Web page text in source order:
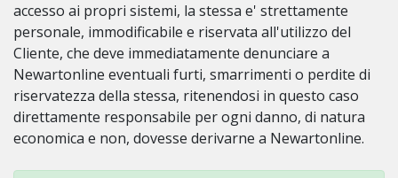
accesso ai propri sistemi, la stessa e' strettamente
personale, immodificabile e riservata all'utilizzo del
Cliente, che deve immediatamente denunciare a
Newartonline eventuali furti, smarrimenti o perdite di
riservatezza della stessa, ritenendosi in questo caso
direttamente responsabile per ogni danno, di natura
economica e non, dovesse derivarne a Newartonline.